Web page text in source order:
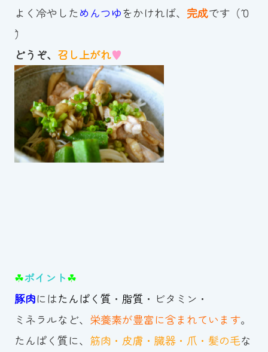
よく冷やしためんつゆをかければ、 完成です（ˆ０
ˆ）
どうぞ、 召し上がれ♥
☘ポイント☘
豚肉にはたんぱく質 ・ 脂質 ・ビタミン・
ミネラルなど、 栄養素が豊富に含まれています。
たんぱく質に、 筋肉・皮膚・臓器・爪・髪の毛な